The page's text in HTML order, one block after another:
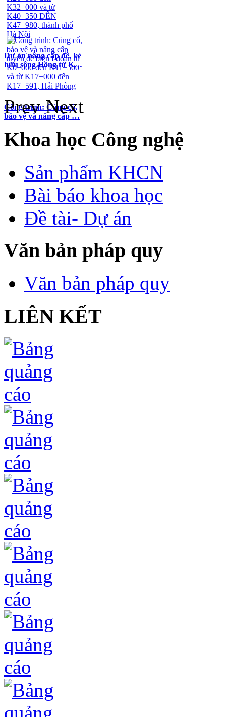
Dự án nâng cấp đê, kè
hữu sông Hồng từ K…
Công trình: Củng cố,
bảo vệ và nâng cấp …
Prev Next
Khoa học Công nghệ
Sản phẩm KHCN
Bài báo khoa học
Đề tài- Dự án
Văn bản pháp quy
Văn bản pháp quy
LIÊN KẾT